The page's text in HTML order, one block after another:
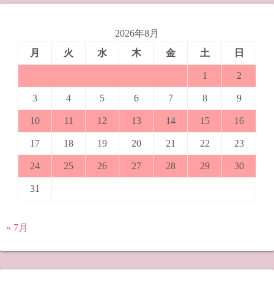
2026年8月
月
火 水 木 金 土 日
1 2
3 4 5 6 7 8 9
10 11 12 13 14 15 16
17 18 19 20 21 22 23
24 25 26 27 28 29 30
31
« 7月